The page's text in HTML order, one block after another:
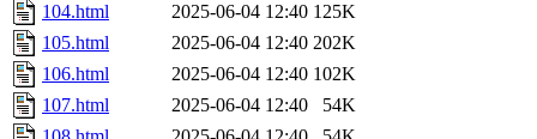
104.html
2025-06-04 12:40 125K
105.html
2025-06-04 12:40 202K
106.html
2025-06-04 12:40 102K
107.html
2025-06-04 12:40
54K